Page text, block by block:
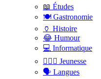
📖 Études
🍽️ Gastronomie
🏺 Histoire
😂 Humour
💻 Informatique
🤸🏽‍♀️ Jeunesse
🗣 Langues